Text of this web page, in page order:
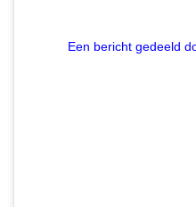
Een bericht gedeeld